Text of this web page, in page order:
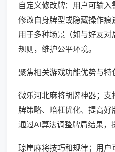
自定义修改牌：用户可输入
修改自身牌型或隐藏操作痕
用于多种场景（如与好友
规则，维护公平环境。
聚焦相关游戏功能优势与特
微乐河北麻将胡牌神器；支
牌策略、暗杠优化、提高好
通过AI算法调整牌局结果，
琼崖麻将技巧和规律；用户